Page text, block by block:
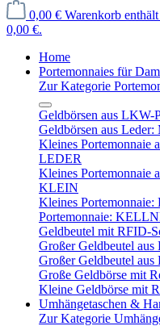
0,00 € Warenkorb
0,00 €.
Home
Portemonnaies für
Zur Kategorie
Geldbörsen aus
Geldbörsen aus
Kleines
LEDER
Kleines
KLEIN
Kleines
Portemonnaie:
Geldbeutel mit RFID-
Großer Geldbeutel
Großer Geldbeutel
Große Geldbörse mit
Kleine Geldbörse mit
Umhängetaschen &
Zur Kategorie